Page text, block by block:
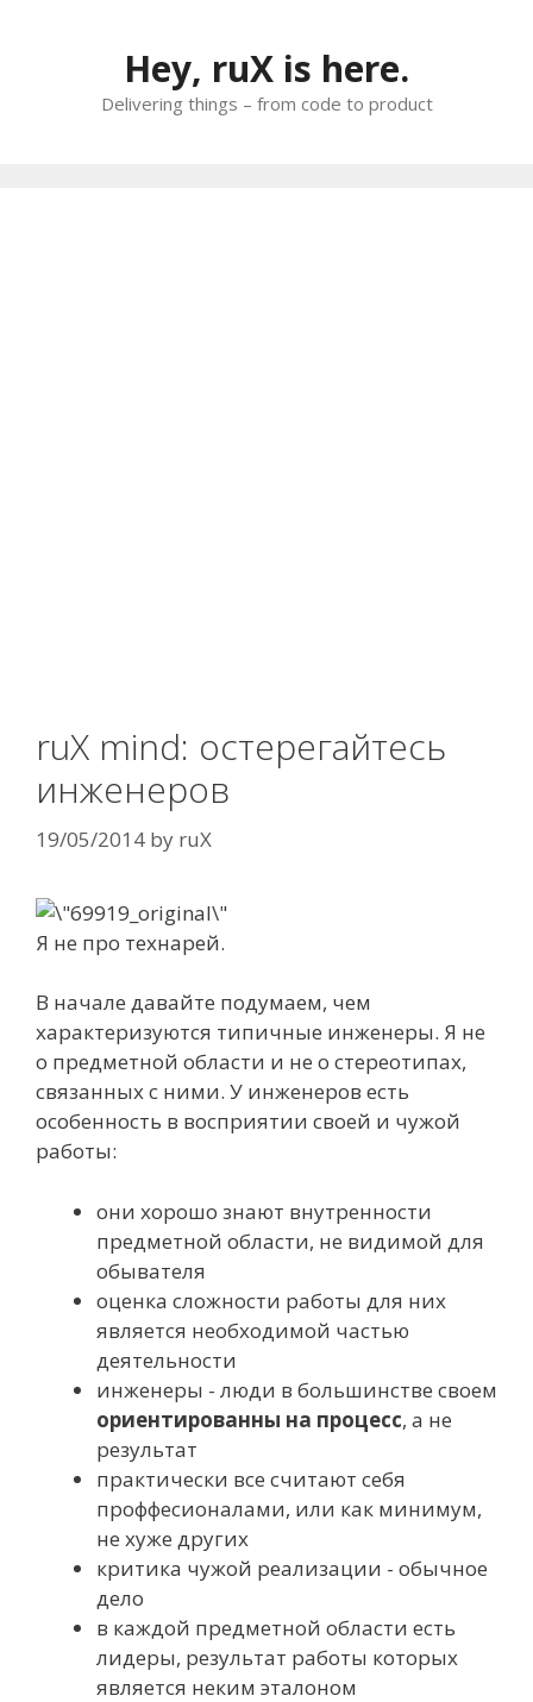
Hey, ruX is here.
Delivering things – from code to product
ruX mind: остерегайтесь
инженеров
19/05/2014 by ruX
Я не про технарей.
В начале давайте подумаем, чем
характеризуются типичные инженеры. Я не
о предметной области и не о стереотипах,
связанных с ними. У инженеров есть
особенность в восприятии своей и чужой
работы:
они хорошо знают внутренности
предметной области, не видимой для
обывателя
оценка сложности работы для них
является необходимой частью
деятельности
инженеры - люди в большинстве своем
ориентированны на процесс, а не
результат
практически все считают себя
проффесионалами, или как минимум,
не хуже других
критика чужой реализации - обычное
дело
в каждой предметной области есть
лидеры, результат работы которых
является неким эталоном